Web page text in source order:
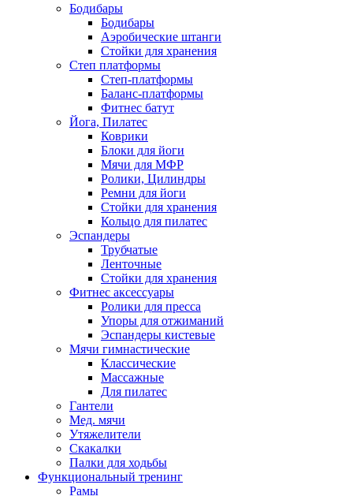
Бодибары
Бодибары
Аэробические штанги
Стойки для хранения
Степ платформы
Степ-платформы
Баланс-платформы
Фитнес батут
Йога, Пилатес
Коврики
Блоки для йоги
Мячи для МФР
Ролики, Цилиндры
Ремни для йоги
Стойки для хранения
Кольцо для пилатес
Эспандеры
Трубчатые
Ленточные
Стойки для хранения
Фитнес аксессуары
Ролики для пресса
Упоры для отжиманий
Эспандеры кистевые
Мячи гимнастические
Классические
Массажные
Для пилатес
Гантели
Мед. мячи
Утяжелители
Скакалки
Палки для ходьбы
Функциональный тренинг
Рамы